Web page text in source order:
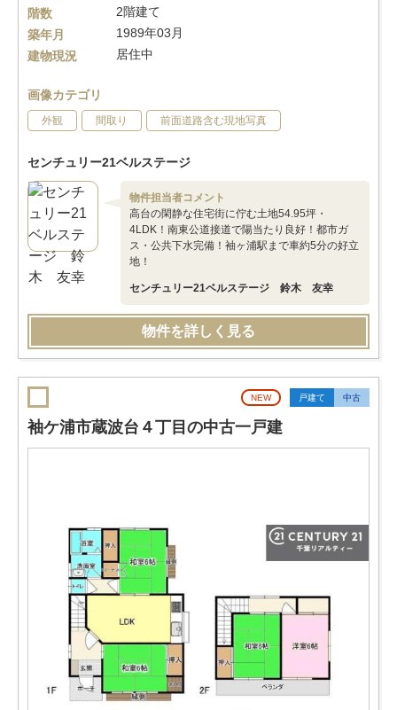
階数
2階建て
築年月
1989年03月
建物現況
居住中
画像カテゴリ
外観 間取り 前面道路含む現地写真
センチュリー21ベルステージ
物件担当者コメント
高台の閑静な住宅街に佇む土地54.95坪・
4LDK！南東公道接道で陽当たり良好！都市ガ
ス・公共下水完備！袖ヶ浦駅まで車約5分の好立
地！
センチュリー21ベルステージ 鈴木 友幸
物件を詳しく見る
NEW 戸建て 中古
袖ケ浦市蔵波台４丁目の中古一戸建